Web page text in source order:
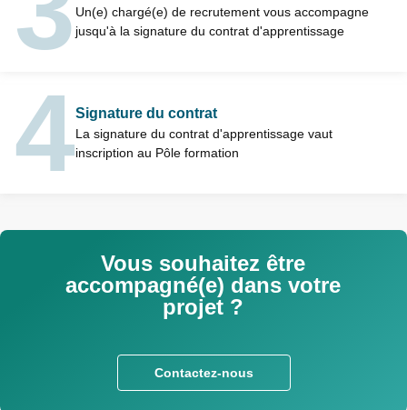
Un(e) chargé(e) de recrutement vous accompagne
jusqu'à la signature du contrat d'apprentissage
Signature du contrat
La signature du contrat d'apprentissage vaut
inscription au Pôle formation
Vous souhaitez être
accompagné(e) dans votre
projet ?
Contactez-nous